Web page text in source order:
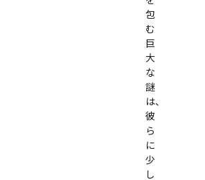
包
む
巨
大
な
謎
は、
彼
ら
に
少
し